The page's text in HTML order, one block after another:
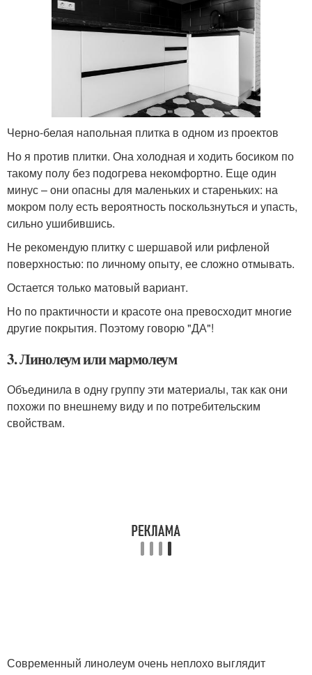
Черно-белая напольная плитка в одном из проектов
Но я против плитки. Она холодная и ходить босиком по
такому полу без подогрева некомфортно. Еще один
минус – они опасны для маленьких и стареньких: на
мокром полу есть вероятность поскользнуться и упасть,
сильно ушибившись.
Не рекомендую плитку с шершавой или рифленой
поверхностью: по личному опыту, ее сложно отмывать.
Остается только матовый вариант.
Но по практичности и красоте она превосходит многие
другие покрытия. Поэтому говорю "ДА"!
3. Линолеум или мармолеум
Объединила в одну группу эти материалы, так как они
похожи по внешнему виду и по потребительским
свойствам.
Современный линолеум очень неплохо выглядит